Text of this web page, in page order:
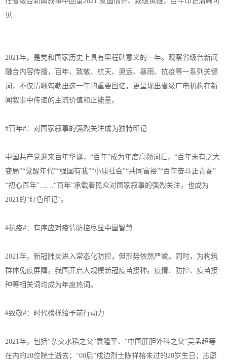
见
2021年，是党和国家历史上具有里程碑意义的一年。观察省级台新闻
融合内容传播，百年、致敬、航天、奥运、暴雨、抗疫等一系列关键
词，不仅清晰勾勒出这一年的重要回忆，更呈现出省级广电机构在新
闻叙事中传递的主流价值和正能量。
#百年#：对国家叙事的强烈关注成为独特印记
中国共产党迎来百年华诞，“百年”成为年度高频词汇，“百年未有之大
变局”“觉醒年代”“强国有我”“小康社会”“共同富裕”“百年奋斗正青春”
“初心百年”……“百年”承载着民众对国家叙事的强烈关注，也成为
2021的“红色印记”。
#抗疫#：有序应对疫情防控尽显中国智慧
2021年，新冠肺炎进入常态化防控，但形势依然严峻。同时，为构筑
群体免疫屏障，我国开启大规模新冠疫苗接种。疫情、防控、疫苗接
种等相关词均成为年度热词。
#致敬#：时代榜样给予前行动力
2021年，包括“杂交水稻之父”袁隆平、“中国肝胆外科之父”吴孟超等
在内的28位院士逝去；“00后”戍边烈士陈祥榕未过的20岁生日；志愿